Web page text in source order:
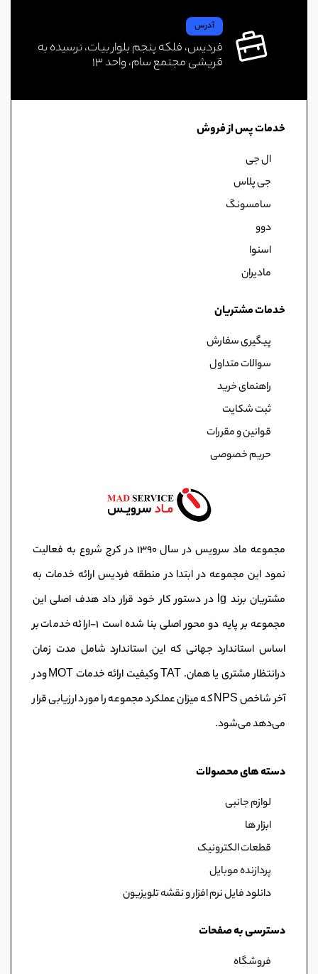
آدرس
فردیس، فلکه پنجم بلوار بیات، نرسیده به
قریشی مجتمع سام، واحد ۱۳
خدمات پس از فروش
ال جی
جی پلاس
سامسونگ
دوو
اسنوا
مادیران
خدمات مشتریان
پیگیری سفارش
سوالات متداول
راهنمای خرید
ثبت شکایت
قوانین و مقررات
حریم خصوصی
مجموعه ماد سرویس در سال ١٣٩٠ در کرج شروع به فعالیت
نمود این مجموعه در ابتدا در منطقه فردیس ارائه خدمات به
مشتریان برند lg در دستور کار خود قرار داد هدف اصلی این
مجموعه بر پایه دو محور اصلی بنا شده است ١-ارائه خدمات بر
اساس استاندارد جهانی که این استاندارد شامل مدت زمان
درانتظار مشتری یا همان. TAT وکیفیت ارائه خدمات MOT ودر
آخر شاخص NPS که میزان عملکرد مجموعه را مورد ارزیابی قرار
می‌دهد می‌شود.
دسته های محصولات
لوازم جانبی
ابزار ها
قطعات الکترونیک
پردازنده موبایل
دانلود فایل نرم افزار و نقشه تلویزیون
دسترسی به صفحات
فروشگاه